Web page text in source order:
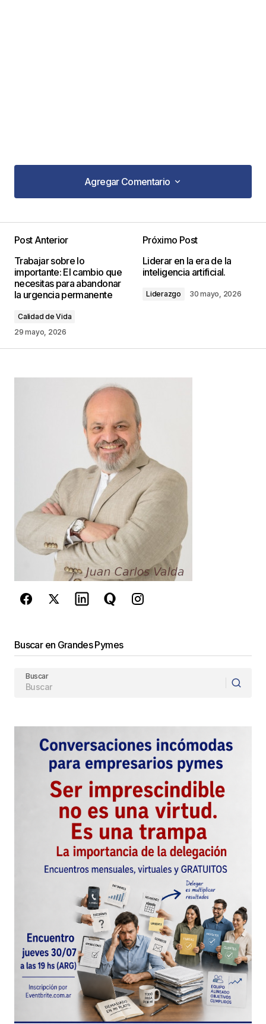
Agregar Comentario
Agregar Comentario
publicada. Los campos obligatorios están
marcados con*
Your Name*
Guarda mi nombre, correo electrónico y web en
este navegador para la próxima vez que
comente.
Este sitio esta protegido por
reCAPTCHA y la
Política de
privacidady losTérminos del servicio
de Googlese aplican.
Enviar Comentario
Post Anterior
Trabajar sobre lo
importante: El cambio que
necesitas para abandonar
la urgencia permanente
Calidad de Vida
29 mayo, 2026
Próximo Post
Liderar en la era de la
inteligencia artificial.
Liderazgo 30 mayo, 2026
Buscar en Grandes Pymes
Buscar